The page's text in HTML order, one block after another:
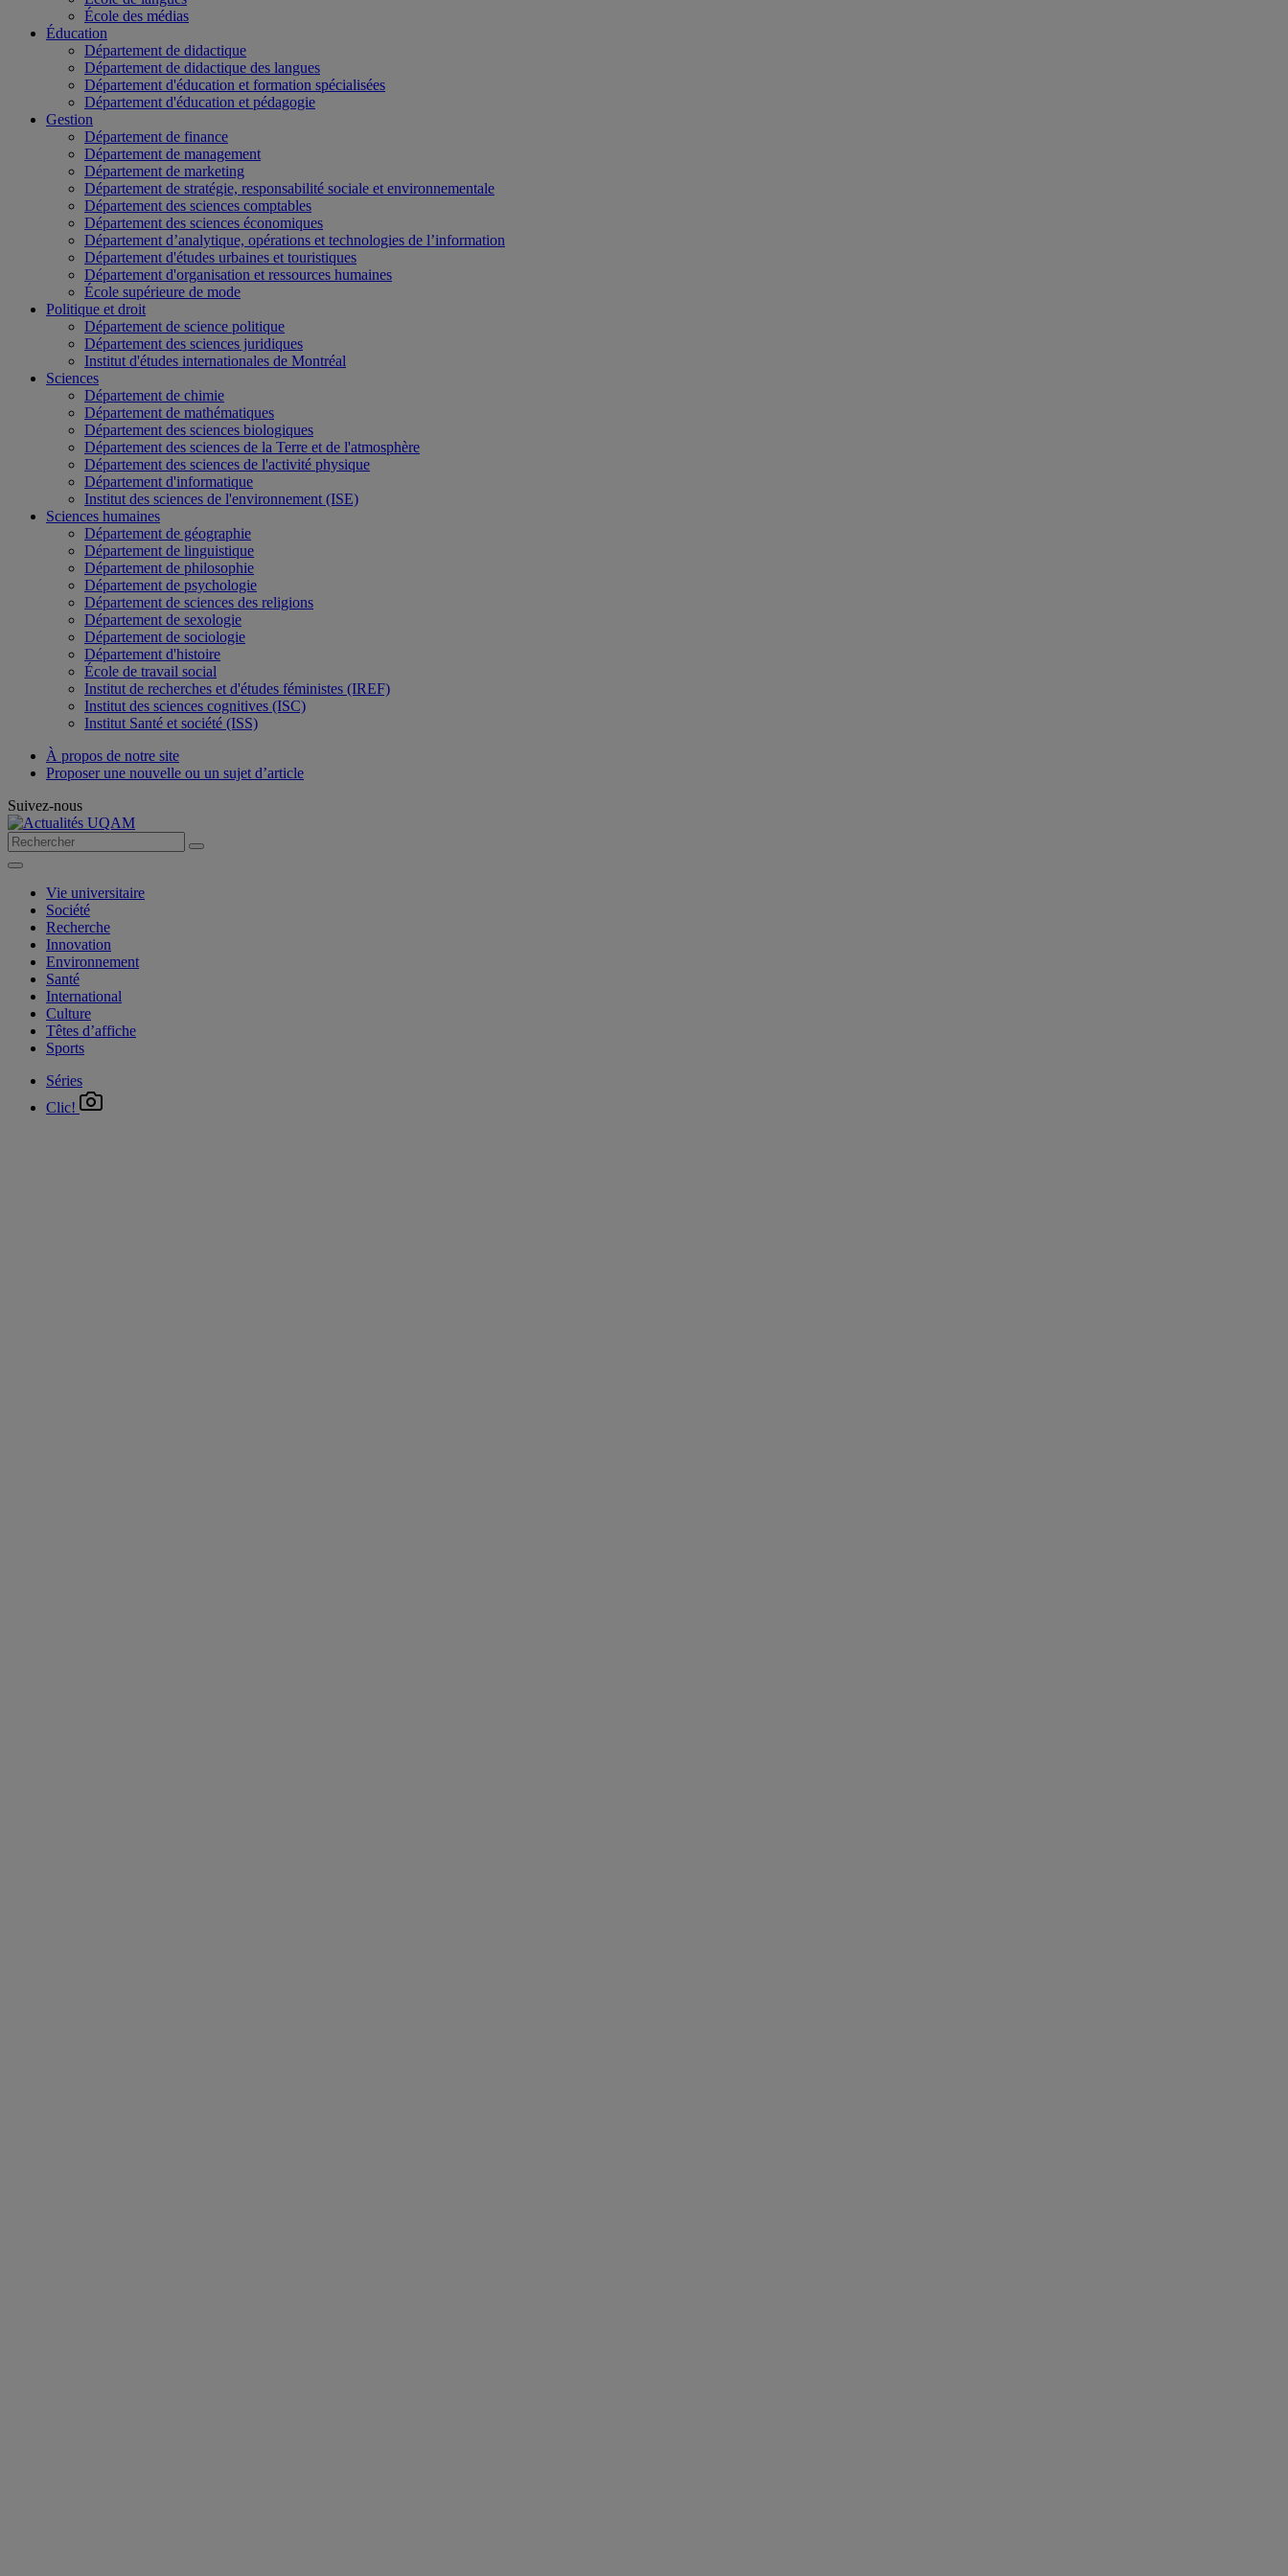
École des médias
Éducation
Département de didactique
Département de didactique des langues
Département d'éducation et formation spécialisées
Département d'éducation et pédagogie
Gestion
Département de finance
Département de management
Département de marketing
Département de stratégie, responsabilité sociale et environnementale
Département des sciences comptables
Département des sciences économiques
Département d’analytique, opérations et technologies de l’information
Département d'études urbaines et touristiques
Département d'organisation et ressources humaines
École supérieure de mode
Politique et droit
Département de science politique
Département des sciences juridiques
Institut d'études internationales de Montréal
Sciences
Département de chimie
Département de mathématiques
Département des sciences biologiques
Département des sciences de la Terre et de l'atmosphère
Département des sciences de l'activité physique
Département d'informatique
Institut des sciences de l'environnement (ISE)
Sciences humaines
Département de géographie
Département de linguistique
Département de philosophie
Département de psychologie
Département de sciences des religions
Département de sexologie
Département de sociologie
Département d'histoire
École de travail social
Institut de recherches et d'études féministes (IREF)
Institut des sciences cognitives (ISC)
Institut Santé et société (ISS)
À propos de notre site
Proposer une nouvelle ou un sujet d’article
Suivez-nous
Vie universitaire
Société
Recherche
Innovation
Environnement
Santé
International
Culture
Têtes d’affiche
Sports
Séries
Clic!